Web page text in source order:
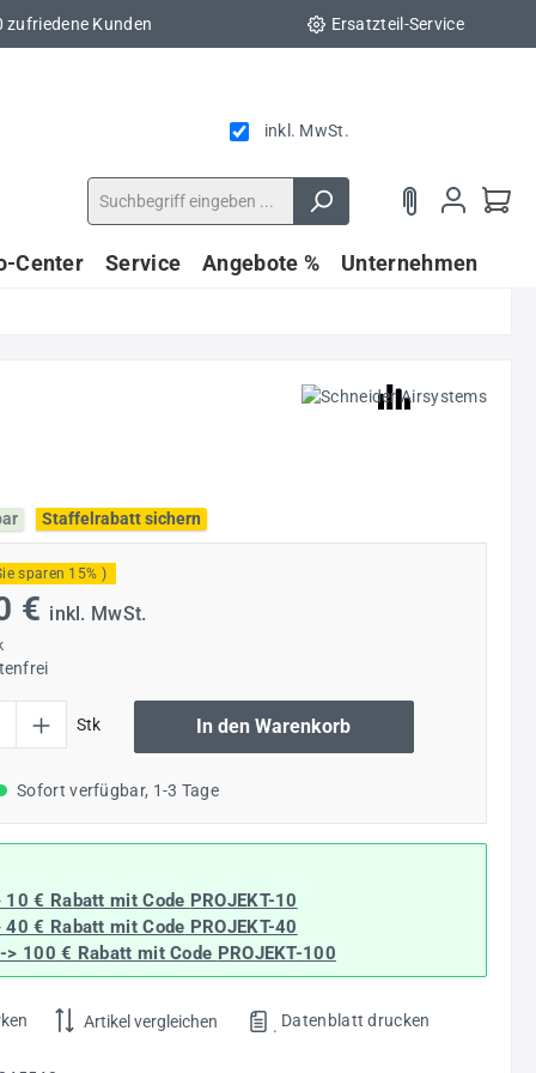
zufriedene Kunden Ersatzteil-Service
inkl. MwSt.
Center Service Angebote % Unternehmen
Staffelrabatt sichern
sparen 15% )
€ inkl. MwSt.
Stk In den Warenkorb
Sofort verfügbar, 1-3 Tage
€ Rabatt mit Code PROJEKT-10
40 € Rabattmit Code PROJEKT-40
100 € Rabatt mit Code PROJEKT-100
Artikel vergleichen . Datenblatt drucken